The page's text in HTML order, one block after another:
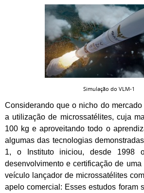
Simulação do VLM-1
Considerando que o nicho do
a utilização de microssatélites, cuja
100 kg e aproveitando todo o
algumas das tecnologias
1, o Instituto iniciou, desde 1998
desenvolvimento e certificação de
veículo lançador de microssatélites
apelo comercial: Esses estudos foram